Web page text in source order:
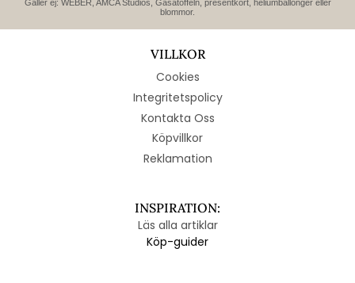
Gäller ej: WEBER, AMCA Studios, Gåsatoffeln, presentkort, heliumballonger eller
blommor.
VILLKOR
Cookies
Integritetspolicy
Kontakta Oss
Köpvillkor
Reklamation
INSPIRATION:
Läs alla artiklar
Köp-guider